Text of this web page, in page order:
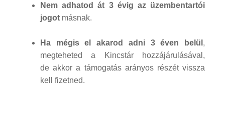
Nem adhatod át 3 évig az üzembentartói
jogot másnak.
Ha mégis el akarod adni 3 éven belül ,
megteheted a Kincstár hozzájárulásával,
de akkor a támogatás arányos részét vissza
kell fizetned.